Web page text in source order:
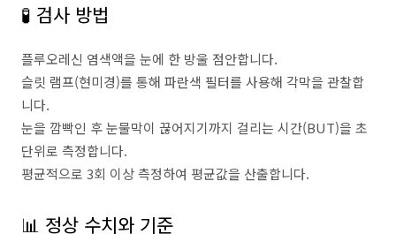
🧪 검사 방법
플루오레신 염색액을 눈에 한 방울 점안합니다.
슬릿 램프(현미경)를 통해 파란색 필터를 사용해 각막을 관찰합
니다.
눈을 깜빡인 후 눈물막이 끊어지기까지 걸리는 시간(BUT)을 초
단위로 측정합니다.
평균적으로 3회 이상 측정하여 평균값을 산출합니다.
📊 정상 수치와 기준